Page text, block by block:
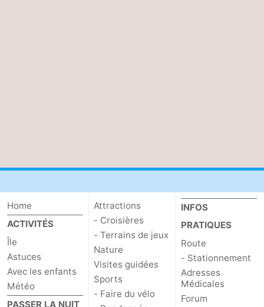
Home
ACTIVITÉS
Île
Astuces
Avec les enfants
Météo
PASSER LA NUIT
Attractions
- Croisières
- Terrains de jeux
Nature
Visites guidées
Sports
- Faire du vélo
INFOS
PRATIQUES
Route
- Stationnement
Adresses
Médicales
Forum